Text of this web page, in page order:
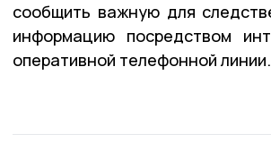
сообщить важную для
информацию посредством
оперативной телефонной линии.